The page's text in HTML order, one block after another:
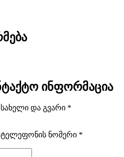
ინფორმაცია
სახელი და გვარი *
ტელეფონის ნომერი *